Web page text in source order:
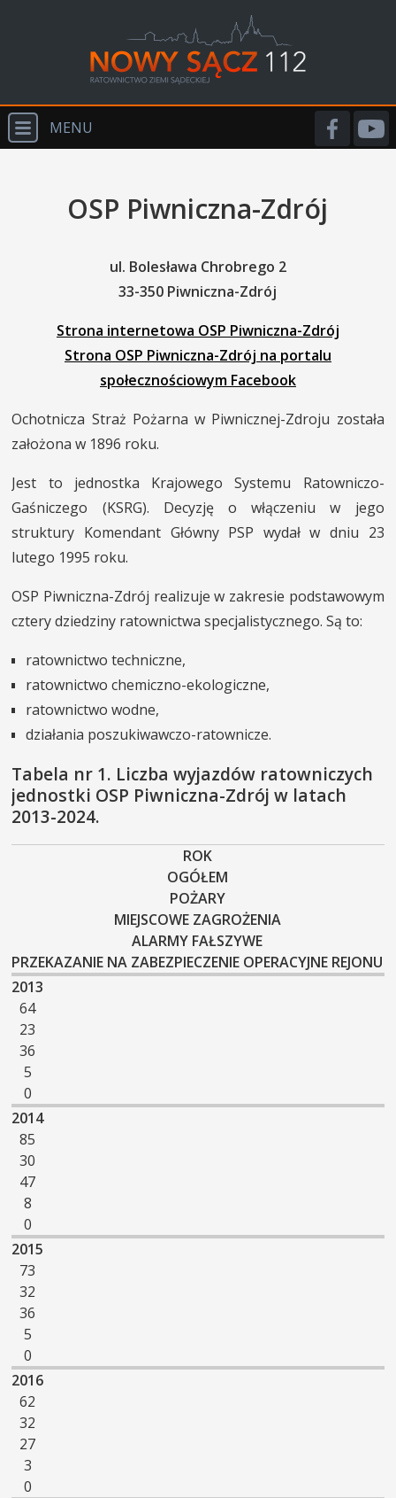
MENU
O NAS
PRM
INNE SŁUŻBY
KONTAKT
OSP Piwniczna-Zdrój
ul. Bolesława Chrobrego 2
33-350 Piwniczna-Zdrój
Strona internetowa OSP Piwniczna-Zdrój
Strona OSP Piwniczna-Zdrój na portalu
społecznościowym Facebook
Ochotnicza Straż Pożarna w Piwnicznej-Zdroju została
założona w 1896 roku.
Jest to jednostka Krajowego Systemu Ratowniczo-
Gaśniczego (KSRG). Decyzję o włączeniu w jego
struktury Komendant Główny PSP wydał w dniu 23
lutego 1995 roku.
OSP Piwniczna-Zdrój realizuje w zakresie podstawowym
cztery dziedziny ratownictwa specjalistycznego. Są to:
ratownictwo techniczne,
ratownictwo chemiczno-ekologiczne,
ratownictwo wodne,
działania poszukiwawczo-ratownicze.
Tabela nr 1. Liczba wyjazdów ratowniczych
jednostki OSP Piwniczna-Zdrój w latach
2013-2024.
ROK
OGÓŁEM
POŻARY
MIEJSCOWE ZAGROŻENIA
ALARMY FAŁSZYWE
PRZEKAZANIE NA ZABEZPIECZENIE OPERACYJNE REJONU
2013
64
23
36
5
0
2014
85
30
47
8
0
2015
73
32
36
5
0
2016
62
32
27
3
0